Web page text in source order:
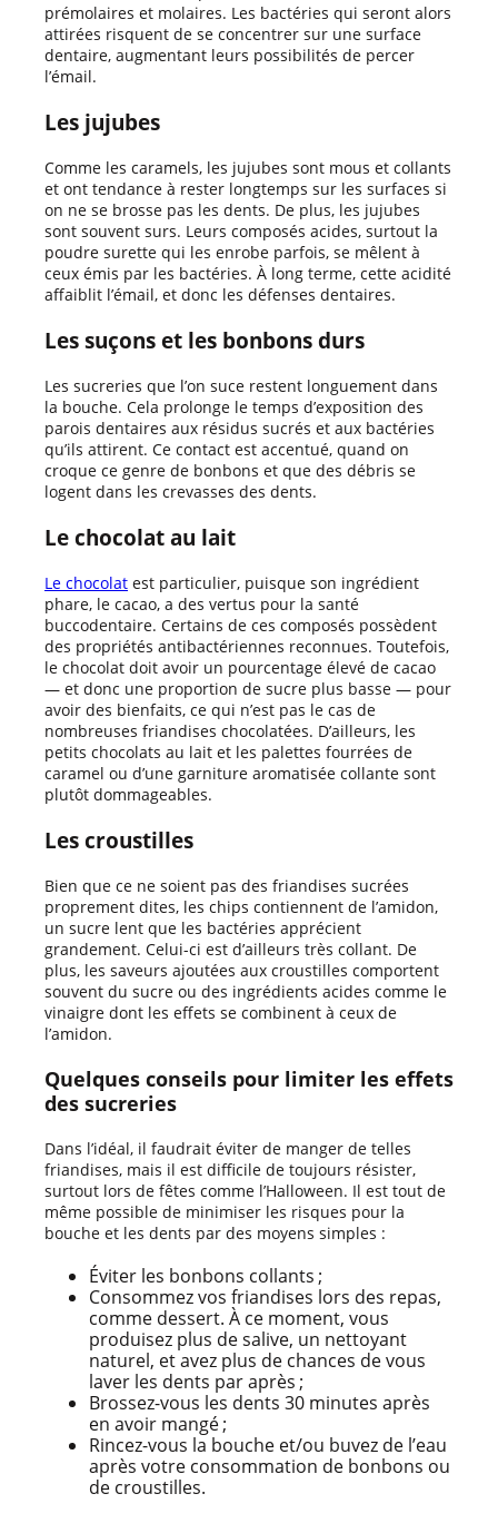
prémolaires et molaires. Les bactéries qui seront alors
attirées risquent de se concentrer sur une surface
dentaire, augmentant leurs possibilités de percer
l’émail.
Les jujubes
Comme les caramels, les jujubes sont mous et collants
et ont tendance à rester longtemps sur les surfaces si
on ne se brosse pas les dents. De plus, les jujubes
sont souvent surs. Leurs composés acides, surtout la
poudre surette qui les enrobe parfois, se mêlent à
ceux émis par les bactéries. À long terme, cette acidité
affaiblit l’émail, et donc les défenses dentaires.
Les suçons et les bonbons durs
Les sucreries que l’on suce restent longuement dans
la bouche. Cela prolonge le temps d’exposition des
parois dentaires aux résidus sucrés et aux bactéries
qu’ils attirent. Ce contact est accentué, quand on
croque ce genre de bonbons et que des débris se
logent dans les crevasses des dents.
Le chocolat au lait
Le chocolat est particulier, puisque son ingrédient
phare, le cacao, a des vertus pour la santé
buccodentaire. Certains de ces composés possèdent
des propriétés antibactériennes reconnues. Toutefois,
le chocolat doit avoir un pourcentage élevé de cacao
— et donc une proportion de sucre plus basse — pour
avoir des bienfaits, ce qui n’est pas le cas de
nombreuses friandises chocolatées. D’ailleurs, les
petits chocolats au lait et les palettes fourrées de
caramel ou d’une garniture aromatisée collante sont
plutôt dommageables.
Les croustilles
Bien que ce ne soient pas des friandises sucrées
proprement dites, les chips contiennent de l’amidon,
un sucre lent que les bactéries apprécient
grandement. Celui-ci est d’ailleurs très collant. De
plus, les saveurs ajoutées aux croustilles comportent
souvent du sucre ou des ingrédients acides comme le
vinaigre dont les effets se combinent à ceux de
l’amidon.
Quelques conseils pour limiter les effets
des sucreries
Dans l’idéal, il faudrait éviter de manger de telles
friandises, mais il est difficile de toujours résister,
surtout lors de fêtes comme l’Halloween. Il est tout de
même possible de minimiser les risques pour la
bouche et les dents par des moyens simples :
Éviter les bonbons collants ;
Consommez vos friandises lors des repas,
comme dessert. À ce moment, vous
produisez plus de salive, un nettoyant
naturel, et avez plus de chances de vous
laver les dents par après ;
Brossez-vous les dents 30 minutes après
en avoir mangé ;
Rincez-vous la bouche et/ou buvez de l’eau
après votre consommation de bonbons ou
de croustilles.